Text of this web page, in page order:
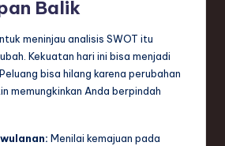
Balik
meninjau analisis SWOT itu
Kekuatan hari ini bisa menjadi
bisa hilang karena perubahan
memungkinkan Anda berpindah
Menilai kemajuan pada